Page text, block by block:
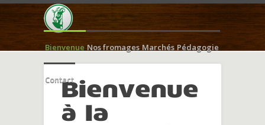
Bienvenue Nos fromages Marchés Pédagogie
ContactBienvenue
à la